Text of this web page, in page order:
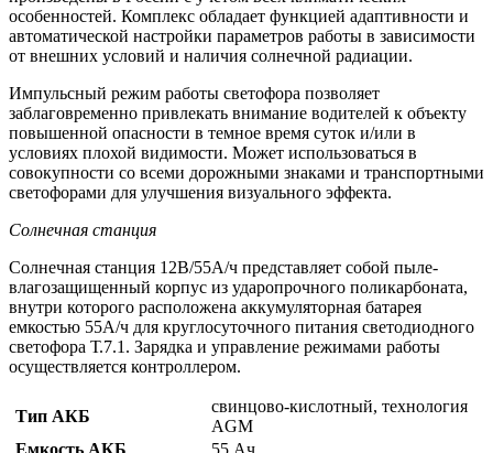
особенностей. Комплекс обладает функцией адаптивности и
автоматической настройки параметров работы в зависимости
от внешних условий и наличия солнечной радиации.
Импульсный режим работы светофора позволяет
заблаговременно привлекать внимание водителей к объекту
повышенной опасности в темное время суток и/или в
условиях плохой видимости. Может использоваться в
совокупности со всеми дорожными знаками и транспортными
светофорами для улучшения визуального эффекта.
Солнечная станция
Солнечная станция 12В/55А/ч представляет собой пыле-
влагозащищенный корпус из ударопрочного поликарбоната,
внутри которого расположена аккумуляторная батарея
емкостью 55А/ч для круглосуточного питания светодиодного
светофора Т.7.1. Зарядка и управление режимами работы
осуществляется контроллером.
Тип АКБ
свинцово-кислотный, технология
AGM